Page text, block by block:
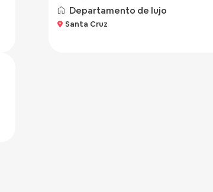
Departamento de lujo
Santa Cruz